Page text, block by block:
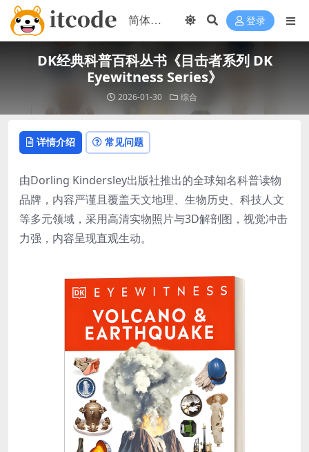
登录
DK经典科普百科丛书《目击者系列 DK
Eyewitness Series》
2026-01-30 综合
详情介绍 常见问题
由Dorling Kindersley出版社推出的全球知名科普读物
品牌，内容严谨且覆盖天文地理、生物历史、科技人文
等多元领域，采用高清实物照片与3D解剖图，视觉冲击
力强，内容呈现直观生动。